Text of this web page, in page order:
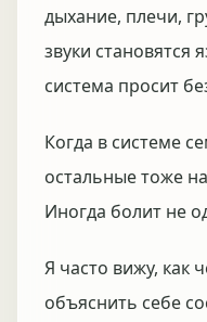
дыхание, плечи,
звуки становятся
система просит
Когда в системе
остальные тоже
Иногда болит не
Я часто вижу, как
объяснить себе